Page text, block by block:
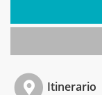
Itinerario